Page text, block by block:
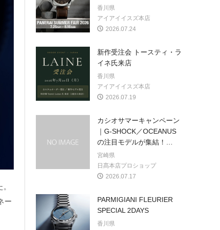
ー
香川県
アイアイイスズ本店
2026.07.24
新作受注会 トースティ・ラ
イネ氏来店
香川県
アイアイイスズ本店
2026.07.19
カシオサマーキャンペーン
｜G-SHOCK／OCEANUS
の注目モデルが集結！ …
宮崎県
日髙本店プロショップ
2026.07.17
PARMIGIANI FLEURIER
SPECIAL 2DAYS
香川県